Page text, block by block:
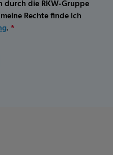
durch die RKW-Gruppe
Rechte finde ich
.*